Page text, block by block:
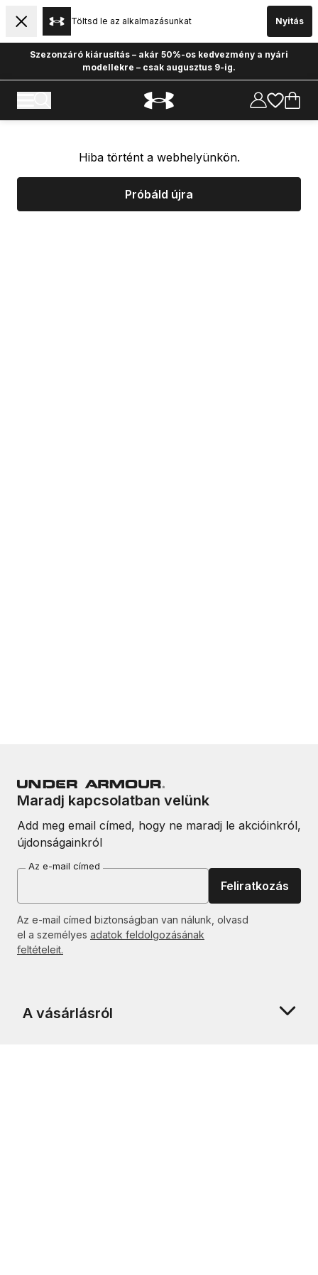
Töltsd le az alkalmazásunkat Nyitás
Szezonzáró kiárusítás – akár 50%-os kedvezmény a nyári
modellekre – csak augusztus 9-ig.
Hiba történt a webhelyünkön.
Próbáld újra
Maradj kapcsolatban velünk
Add meg email címed, hogy ne maradj le akcióinkról,
újdonságainkról
Az e-mail címed
Feliratkozás
Az e-mail címed biztonságban van nálunk, olvasd
el a személyes adatok feldolgozásának
feltételeit.
A vásárlásról